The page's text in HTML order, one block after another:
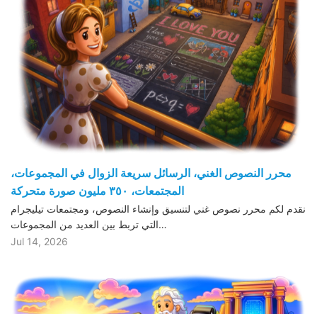
محرر النصوص الغني، الرسائل سريعة الزوال في المجموعات،
المجتمعات، ٣٥٠ مليون صورة متحركة
نقدم لكم محرر نصوص غني لتنسيق وإنشاء النصوص، ومجتمعات تيليجرام
التي تربط بين العديد من المجموعات…
Jul 14, 2026